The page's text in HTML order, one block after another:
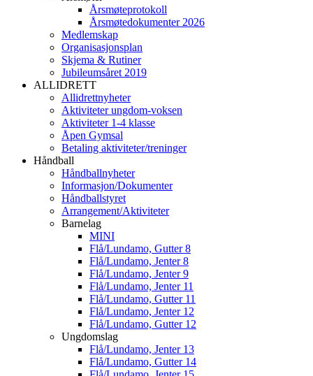
Årsmøteprotokoll
Årsmøtedokumenter 2026
Medlemskap
Organisasjonsplan
Skjema & Rutiner
Jubileumsåret 2019
ALLIDRETT
Allidrettnyheter
Aktiviteter ungdom-voksen
Aktiviteter 1-4 klasse
Åpen Gymsal
Betaling aktiviteter/treninger
Håndball
Håndballnyheter
Informasjon/Dokumenter
Håndballstyret
Arrangement/Aktiviteter
Barnelag
MINI
Flå/Lundamo, Gutter 8
Flå/Lundamo, Jenter 8
Flå/Lundamo, Jenter 9
Flå/Lundamo, Jenter 11
Flå/Lundamo, Gutter 11
Flå/Lundamo, Jenter 12
Flå/Lundamo, Gutter 12
Ungdomslag
Flå/Lundamo, Jenter 13
Flå/Lundamo, Gutter 14